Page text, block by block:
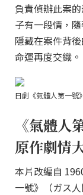
負責偵辦此案
子有一段情，
隱藏在案件背
命運再度交織。
日劇《氣體人第一號
《氣體人
原作劇情
本片改編自
一號》（ガス